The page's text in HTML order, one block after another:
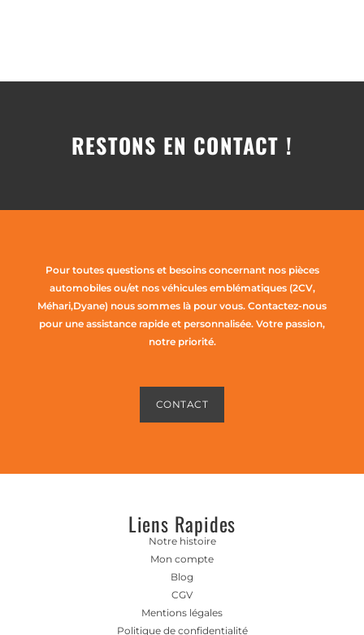
RESTONS EN CONTACT !
Pour toutes questions et besoins concernant nos pièces
automobiles ou/et nos véhicules emblématiques (2CV,
Méhari,Dyane) nous sommes là pour vous. Contactez-nous
pour une assistance rapide et personnalisée. Votre passion,
notre priorité.
CONTACT
Liens Rapides
Notre histoire
Mon compte
Blog
CGV
Mentions légales
Politique de confidentialité